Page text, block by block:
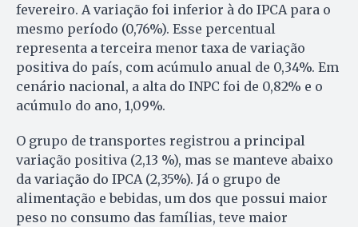
fevereiro. A variação foi inferior à do IPCA para o
mesmo período (0,76%). Esse percentual
representa a terceira menor taxa de variação
positiva do país, com acúmulo anual de 0,34%. Em
cenário nacional, a alta do INPC foi de 0,82% e o
acúmulo do ano, 1,09%.
O grupo de transportes registrou a principal
variação positiva (2,13 %), mas se manteve abaixo
da variação do IPCA (2,35%). Já o grupo de
alimentação e bebidas, um dos que possui maior
peso no consumo das famílias, teve maior